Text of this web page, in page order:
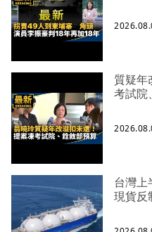
質疑
考試院
台灣上
現貨